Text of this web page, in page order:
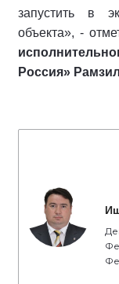
запустить в
объекта», -
Россия»